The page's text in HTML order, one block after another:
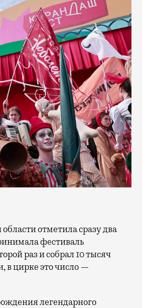
фестиваль
раз и собрал 10 тысяч
в цирке это число —
легендарного